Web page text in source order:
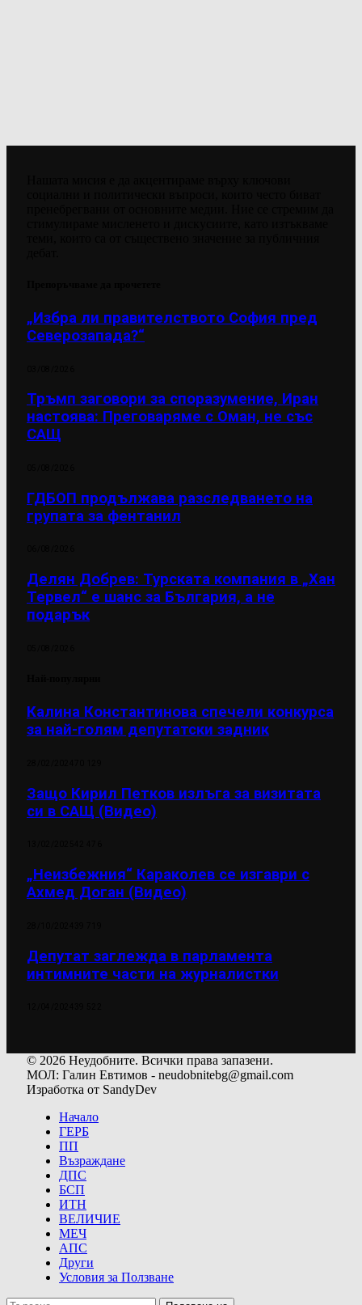
„Избра ли правителството София пред
Северозапада?“
Тръмп заговори за споразумение, Иран
настоява: Преговаряме с Оман, не със
САЩ
ГДБОП продължава разследването на
групата за фентанил
Делян Добрев: Турската компания в „Хан
Тервел“ е шанс за България, а не
подарък
Калина Константинова спечели конкурса
за най-голям депутатски задник
Защо Кирил Петков излъга за визитата
си в САЩ (Видео)
„Неизбежния“ Караколев се изгаври с
Ахмед Доган (Видео)
Депутат заглежда в парламента
интимните части на журналистки
© 2026 Неудобните. Всички права запазени.
МОЛ: Галин Евтимов - neudobnitebg@gmail.com
Изработка от SandyDev
Начало
ГЕРБ
ПП
Възраждане
ДПС
БСП
ИТН
ВЕЛИЧИЕ
МЕЧ
АПС
Други
Условия за Ползване